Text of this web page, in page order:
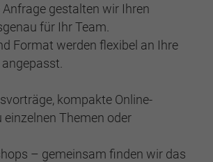
gestalten wir Ihren
für Ihr Team.
Format werden flexibel an Ihre
kompakte Online-
einzelnen Themen oder
– gemeinsam finden wir das